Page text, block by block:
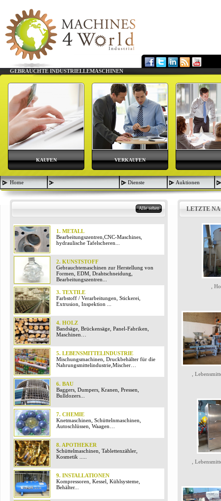
GEBRAUCHTE INDUSTRIELLEMASCHINEN
VERKAUFEN
KAUFEN
Home Dienste Auktionen
Alle sehen
1. METALL
Bearbeitungszentren,CNC-Maschines,
hydraulische Tafelscheren...
2. KUNSTSTOFF
Gebrauchtemaschinen zur Herstellung von
Formen, EDM, Drahtschneidung,
Bearbeitungszentren...
3. TEXTILE
Farbstoff / Verarbeitungen, Stickerei,
Extrusion, Inspektion ...
4. HOLZ
Bandsäge, Brückensäge, Panel-Fabriken,
Maschinen…
5. LEBENSMITTELINDUSTRIE
Mischungsmachinen, Druckbehälter für die
Nahrungsmittelindustrie,Mischer…
6. BAU
Baggers, Dumpers, Kranen, Pressen,
Bulldozers...
7. CHEMIE
Knetmaschinen, Schüttelnmaschinen,
Autoschlüssen, Waagen…
8. APOTHEKER
Schüttelmaschinen, Tablettenzähler,
Kosmetik .....
9. INSTALLATIONEN
Kompressoren, Kessel, Kühlsysteme,
Behälter...
LETZTE
,
,
,